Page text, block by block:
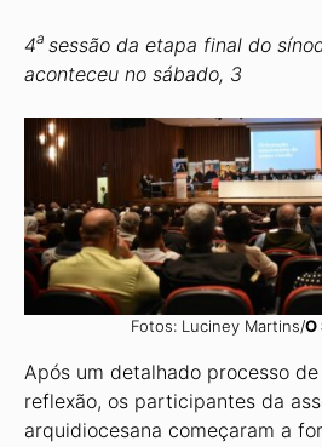
4a sessão da etapa final do
aconteceu no sábado, 3
Fotos: Luciney Martins/O
Após um detalhado processo
reflexão, os participantes da
arquidiocesana começaram a